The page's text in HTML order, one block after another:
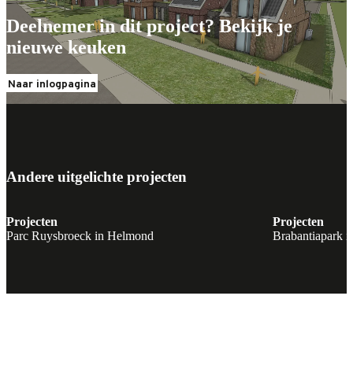
Deelnemer in dit project? Bekijk je
nieuwe keuken
Naar inlogpagina
Andere uitgelichte projecten
Projecten
Parc Ruysbroeck in Helmond
Projecten
Brabantiapark